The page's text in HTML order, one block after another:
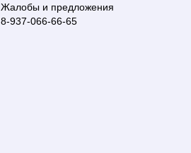
Жалобы и предложения
8-937-066-66-65